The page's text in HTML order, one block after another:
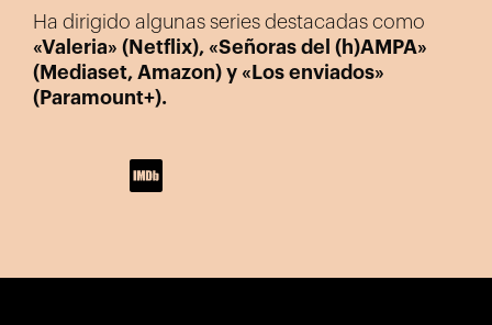
Ha dirigido algunas series destacadas como
«Valeria» (Netflix), «Señoras del (h)AMPA»
(Mediaset, Amazon) y «Los enviados»
(Paramount+).